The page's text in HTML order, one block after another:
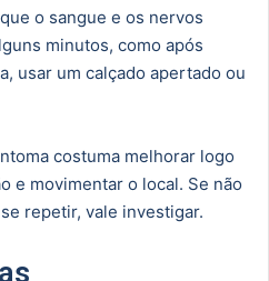
o sangue e os nervos
minutos, como após
usar um calçado apertado ou
costuma melhorar logo
e movimentar o local. Se não
repetir, vale investigar.